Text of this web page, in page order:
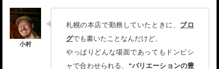
札幌の本店で勤務していたときに、 ブロ
グでも書いたことなんだけど、
やっぱりどんな場面であってもドンピシ
ャで合わせられる、 “バリエーションの豊